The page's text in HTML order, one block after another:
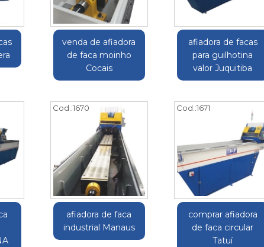
venda de afiadora
de faca moinho
Cocais
afiadora de facas
para guilhotina
valor Juquitiba
Cod.:1670
afiadora de faca
industrial Manaus
Cod.:1671
comprar afiadora
de faca circular
Tatuí